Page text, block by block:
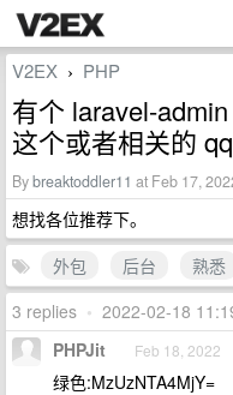
V2EX › PHP
有个 laravel-
这个或者相关的
Bybreaktoddler11 at Feb 17,
想找各位推荐下。
外包
后台 熟悉
3 replies • 2022-02-18
PHPJit Feb 18, 2022
绿色:MzUzNTA4MjY=